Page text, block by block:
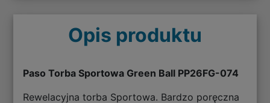
Opis produktu
Paso Torba Sportowa Green Ball PP26FG-074
Rewelacyjna torba Sportowa. Bardzo poręczna